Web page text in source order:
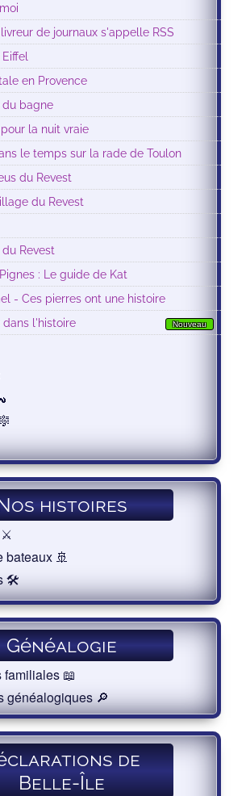
de journaux s'appelle RSS
en Provence
du bagne
la nuit vraie
le temps sur la rade de Toulon
du Revest
du Revest
Revest
: Le guide de Kat
- Ces pierres ont une histoire
Nouveau
dans l'histoire
histoires
⚔️
bateaux 🚢
🛠
Généalogie
📖
généalogiques 🔎
de
Belle-Île